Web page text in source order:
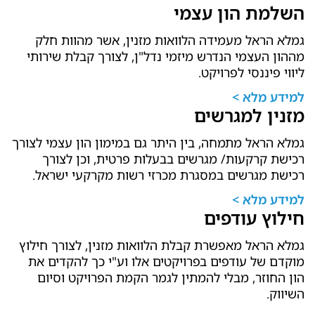
השלמת הון עצמי
גמלא הראל מעמידה הלוואות מזנין, אשר מהוות חלק
מההון העצמי הנדרש מיזמי נדל"ן, לצורך קבלת שירותי
ליווי פיננסי לפרויקט.
למידע מלא >
מזנין למגרשים
גמלא הראל מתמחה, בין היתר גם במימון הון עצמי לצורך
רכישת קרקעות/ מגרשים בבעלות פרטית, וכן לצורך
רכישת מגרשים במסגרת מכרזי רשות מקרקעי ישראל.
למידע מלא >
חילוץ עודפים
גמלא הראל מאפשרת קבלת הלוואות מזנין, לצורך חילוץ
מוקדם של עודפים בפרויקטים אלו וע"י כך להקדים את
הון החוזר, מבלי להמתין לגמר הקמת הפרויקט וסיום
השיווק.